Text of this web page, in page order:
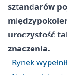
sztandarów
uroczystość
znaczenia.
Rynek